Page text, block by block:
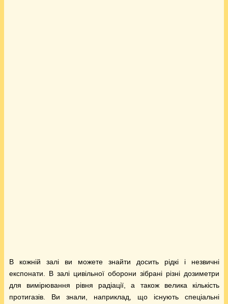
В кожній залі ви можете знайти досить рідкі і незвичні
експонати. В залі цивільної оборони зібрані різні дозиметри
для вимірювання рівня радіації, а також велика кількість
протигазів. Ви знали, наприклад, що існують спеціальні